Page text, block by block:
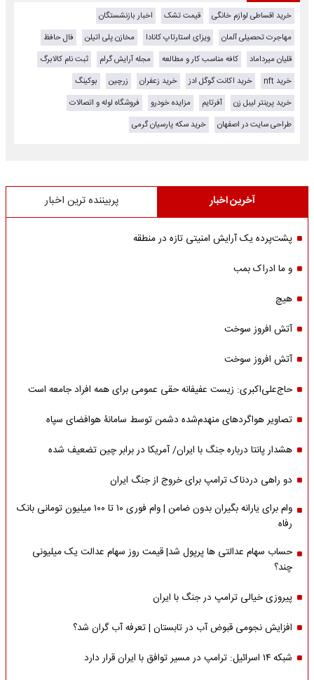
خرید اقساطی لوازم خانگی قیمت تشک
اخبار بازنشستگان
مهاجرت تحصیلی آلمان
ویزای استارتاپ کانادا مخازن پلی اتیلن
فال حافظ
قلیان میرداماد
کافه مناسب کار و مطالعه مجله آرایش گرام
ثبت نام کالابرگ
خرید nft
خرید اکانت گوگل ادز خرید زعفران زرچین
بوکینگ
خرید پرینتر لیبل زن
آفرتایم مزایده خودرو
فروشگاه لوله و اتصالات
طراحی سایت در اصفهان
خرید سکه پارسیان گرمی
آخرین اخبار پربیننده ترین اخبار
پشت‌پرده یک آرایش امنیتی تازه در منطقه
و ما ادراک بمب
هیچ
آتش افروز سوخت
آتش افروز سوخت
حاج‌علی‌اکبری: زیست عفیفانه حقی عمومی برای همه افراد جامعه است
تصاویر هواگردهای منهدم‌شده دشمن توسط سامانۀ هوافضای سپاه
هشدار پانتا درباره جنگ با ایران/ آمریکا در برابر چین تضعیف شده
دو راهی دردناک ترامپ برای خروج از جنگ ایران
وام برای یارانه بگیران بدون ضامن | وام فوری ۱۰ تا ۱۰۰ میلیون تومانی بانک
رفاه
حساب سهام عدالتی ها پرپول شد| قیمت روز سهام عدالت یک میلیونی
چند؟
پیروزی خیالی ترامپ در جنگ با ایران
افزایش نجومی قبوض آب در تابستان | تعرفه آب گران شد؟
شبکه ۱۴ اسرائیل: ترامپ در مسیر توافق با ایران قرار دارد